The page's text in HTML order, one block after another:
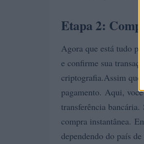
Etapa 2:
Agora que está tudo
e confirme sua
criptografia.Assim
pagamento. Aqui,
transferência
compra instantânea.
dependendo do país